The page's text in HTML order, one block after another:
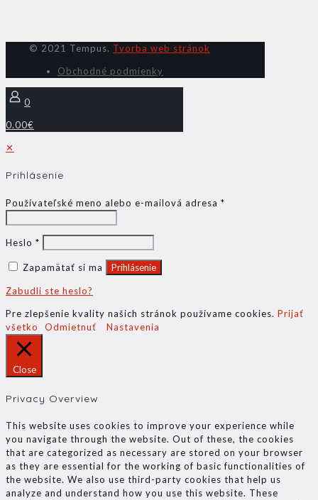
© 2021 Tempus. Tvorba web stránok
Obchodné podmienky
0
0.00€
✕
Prihlásenie
Používateľské meno alebo e-mailová adresa *
Heslo *
Zapamätať si ma Prihlásenie
Zabudli ste heslo?
Pre zlepšenie kvality našich stránok používame cookies. Prijať
všetko
Odmietnuť Nastavenia
Close
Privacy Overview
This website uses cookies to improve your experience while
you navigate through the website. Out of these, the cookies
that are categorized as necessary are stored on your browser
as they are essential for the working of basic functionalities of
the website. We also use third-party cookies that help us
analyze and understand how you use this website. These